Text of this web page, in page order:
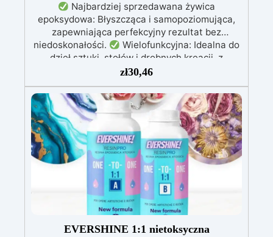
Najbardziej sprzedawana żywica
epoksydowa: Błyszcząca i samopoziomująca,
zapewniająca perfekcyjny rezultat bez
niedoskonałości.
Wielofunkcyjna: Idealna do
dzieł sztuki, stołów i drobnych kreacji, z
możliwością wylewania od 1 mm do 2 cm.
Odporna na zarysowania i promieniowanie UV:
Gwarantuje trwałe, intensywne i nienaruszone
prace, które nie żółkną z biegiem czasu.
Niska lepkość i formuła przeciwbąbelkowa: Dla
perfekcyjnych rezultatów, idealna do wlewania
do form i zatapiania.
Certyfikowana jako
bezpieczna po utwardzeniu: Bezpieczna w
kontakcie ze skórą, wolna od BPA i VoC,
zapewniając bezpieczeństwo i wysoką jakość.
zł30,46
EVERSHINE 1:1 nietoksyczna